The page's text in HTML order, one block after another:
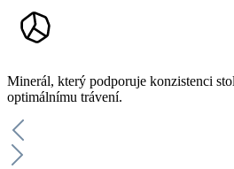
Minerál, který podporuje konzistenci
optimálnímu trávení.